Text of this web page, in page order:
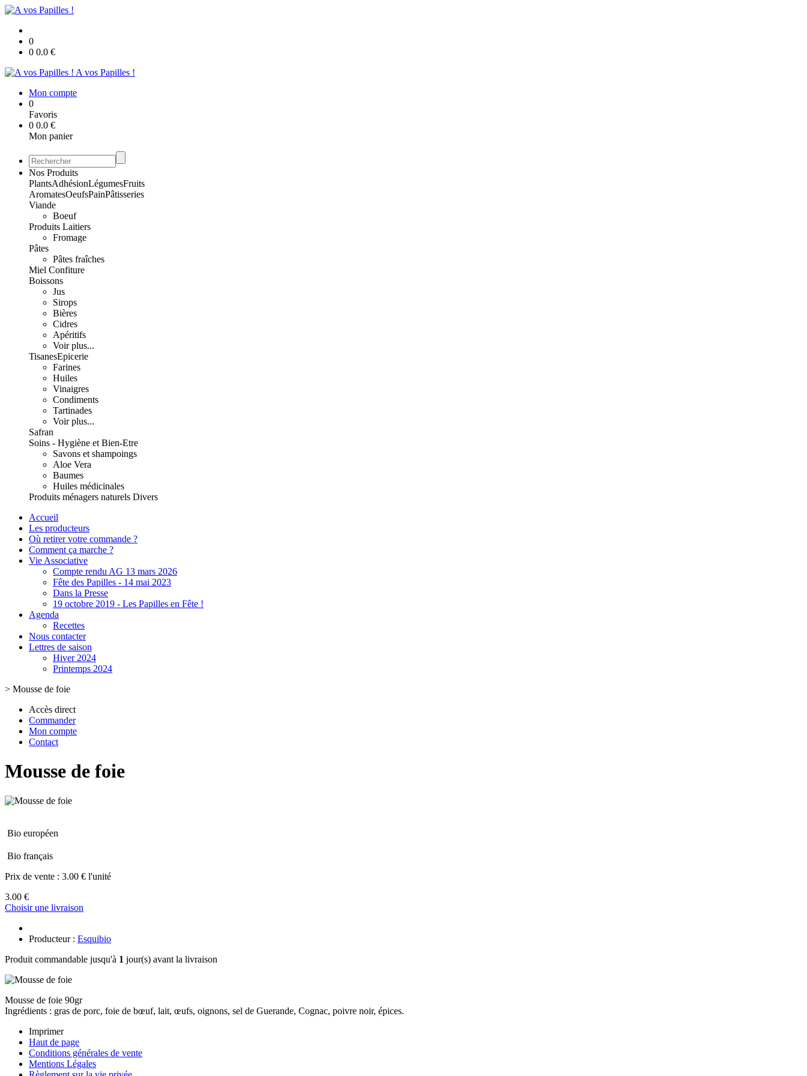
0
0 0.0 €
A vos Papilles !
Mon compte
0
Favoris
0 0.0 €
Mon panier
Nos Produits
PlantsAdhésionLégumesFruits
AromatesOeufsPainPâtisseries
Viande
Boeuf
Produits Laitiers
Fromage
Pâtes
Pâtes fraîches
Miel Confiture
Boissons
Jus
Sirops
Bières
Cidres
Apéritifs
Voir plus...
TisanesEpicerie
Farines
Huiles
Vinaigres
Condiments
Tartinades
Voir plus...
Safran
Soins - Hygiène et Bien-Etre
Savons et shampoings
Aloe Vera
Baumes
Huiles médicinales
Produits ménagers naturels Divers
Accueil
Les producteurs
Où retirer votre commande ?
Comment ça marche ?
Vie Associative
Compte rendu AG 13 mars 2026
Fête des Papilles - 14 mai 2023
Dans la Presse
19 octobre 2019 - Les Papilles en Fête !
Agenda
Recettes
Nous contacter
Lettres de saison
Hiver 2024
Printemps 2024
> Mousse de foie
Accès direct
Commander
Mon compte
Contact
Mousse de foie
Bio européen
Bio français
Prix de vente : 3.00 € l'unité
3.00 €
Choisir une livraison
Producteur : Esquibio
Produit commandable jusqu'à 1 jour(s) avant la livraison
Mousse de foie 90gr
Ingrédients : gras de porc, foie de bœuf, lait, œufs, oignons, sel de Guerande, Cognac, poivre noir, épices.
Imprimer
Haut de page
Conditions générales de vente
Mentions Légales